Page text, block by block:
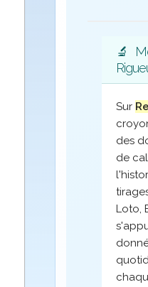
🔬
Sur
des
de
Loto,